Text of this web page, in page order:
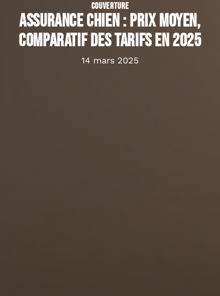
COUVERTURE
Assurance chien : prix moyen,
comparatif des tarifs en 2025
14 mars 2025